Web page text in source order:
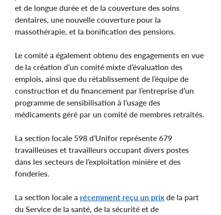
et de longue durée et de la couverture des soins
dentaires, une nouvelle couverture pour la
massothérapie, et la bonification des pensions.
Le comité a également obtenu des engagements en vue
de la création d’un comité mixte d’évaluation des
emplois, ainsi que du rétablissement de l’équipe de
construction et du financement par l’entreprise d’un
programme de sensibilisation à l’usage des
médicaments géré par un comité de membres retraités.
La section locale 598 d’Unifor représente 679
travailleuses et travailleurs occupant divers postes
dans les secteurs de l’exploitation minière et des
fonderies.
La section locale a récemment reçu un prix de la part
du Service de la santé, de la sécurité et de